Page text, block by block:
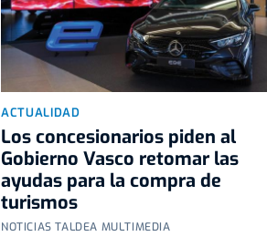
ACTUALIDAD
Los concesionarios piden al
Gobierno Vasco retomar las
ayudas para la compra de
turismos
NOTICIAS TALDEA MULTIMEDIA